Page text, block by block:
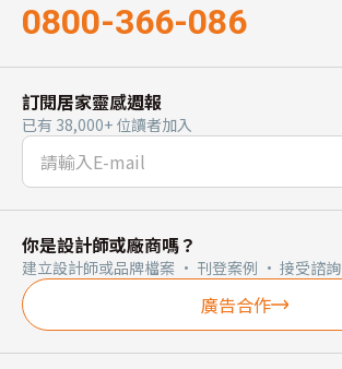
0800-366-086
訂閱居家靈感週報
已有 38,000+ 位讀者加入
你是設計師或廠商嗎？
建立設計師或品牌檔案 · 刊登案例 · 接受諮詢
廣告合作